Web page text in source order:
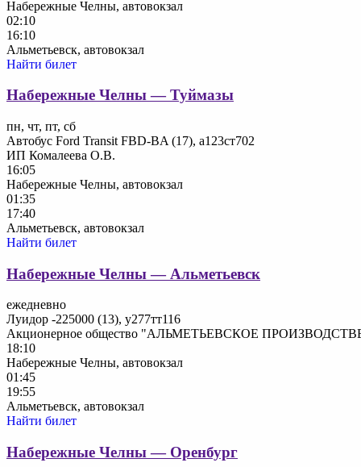
Набережные Челны, автовокзал
02:10
16:10
Альметьевск, автовокзал
Найти билет
Набережные Челны — Туймазы
пн, чт, пт, сб
Автобус Ford Transit FBD-BA (17), а123ст702
ИП Комалеева О.В.
16:05
Набережные Челны, автовокзал
01:35
17:40
Альметьевск, автовокзал
Найти билет
Набережные Челны — Альметьевск
ежедневно
Луидор -225000 (13), у277тт116
Акционерное общество "АЛЬМЕТЬЕВСКОЕ
18:10
Набережные Челны, автовокзал
01:45
19:55
Альметьевск, автовокзал
Найти билет
Набережные Челны — Оренбург